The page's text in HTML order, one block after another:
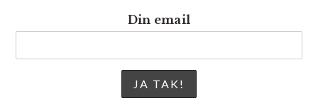
Din email